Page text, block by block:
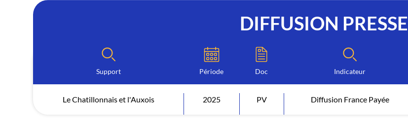
DIFFUSION PRESSE
Support Période Doc Indicateur
Le Chatillonnais et l'Auxois 2025 PV Diffusion France Payée